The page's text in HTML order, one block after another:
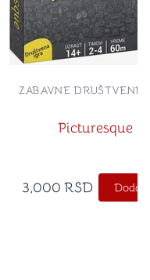
Picturesque
ZABAVNE DRUŠTVENE
3,000 RSD